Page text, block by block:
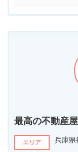
最高の不動産
エリア 兵庫県